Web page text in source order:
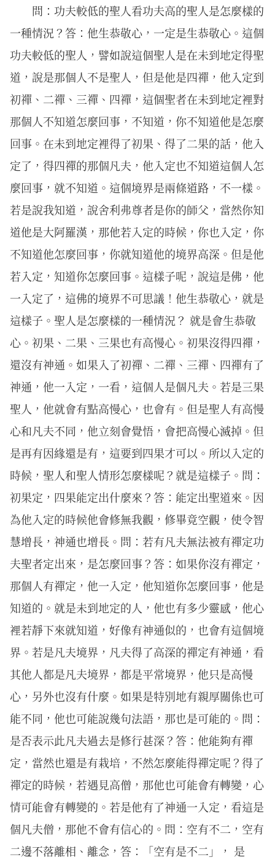
問：功夫較低的聖人看功夫高的聖人是怎麼樣的
一種情況？答：他生恭敬心，一定是生恭敬心。這個
功夫較低的聖人，譬如說這個聖人是在未到地定得聖
道，說是那個人不是聖人，但是他是四禪，他入定到
初禪、二禪、三禪、四禪，這個聖者在未到地定裡對
那個人不知道怎麼回事，不知道，你不知道他是怎麼
回事。在未到地定裡得了初果、得了二果的話，他入
定了，得四禪的那個凡夫，他入定也不知道這個人怎
麼回事，就不知道。這個境界是兩條道路，不一樣。
若是說我知道，說舍利弗尊者是你的師父，當然你知
道他是大阿羅漢，那他若入定的時候，你也入定，你
不知道他怎麼回事，你就知道他的境界高深。但是他
若入定，知道你怎麼回事。這樣子呢，說這是佛，他
一入定了，這佛的境界不可思議！他生恭敬心，就是
這樣子。聖人是怎麼樣的一種情況？ 就是會生恭敬
心。初果、二果、三果也有高慢心。初果沒得四禪，
還沒有神通。如果入了初禪、二禪、三禪、四禪有了
神通，他一入定，一看，這個人是個凡夫。若是三果
聖人，他就會有點高慢心，也會有。但是聖人有高慢
心和凡夫不同，他立刻會覺悟，會把高慢心滅掉。但
是再有因緣還是有，這要到四果才可以。所以入定的
時候，聖人和聖人情形怎麼樣呢？就是這樣子。問：
初果定，四果能定出什麼來？答：能定出聖道來。因
為他入定的時候他會修無我觀，修畢竟空觀，使令智
慧增長，神通也增長。問：若有凡夫無法被有禪定功
夫聖者定出來，是怎麼回事？答：如果你沒有禪定，
那個人有禪定，他一入定，他知道你怎麼回事，他是
知道的。就是未到地定的人，他也有多少靈感，他心
裡若靜下來就知道，好像有神通似的，也會有這個境
界。若是凡夫境界，凡夫得了高深的禪定有神通，看
其他人都是凡夫境界，都是平常境界，他只是高慢
心，另外也沒有什麼。如果是特別地有親厚關係也可
能不同，他也可能說幾句法語，那也是可能的。問：
是否表示此凡夫過去是修行甚深？答：他能夠有禪
定，當然也還是有栽培，不然怎麼能得禪定呢？得了
禪定的時候，若遇見高僧，那他也可能會有轉變，心
情可能會有轉變的。若是他有了神通一入定，看這是
個凡夫僧，那他不會有信心的。問：空有不二，空有
二邊不落離相、離念，答：「空有是不二」， 是